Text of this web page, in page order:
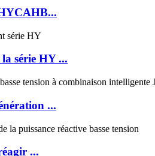
la série HY ...
...
...